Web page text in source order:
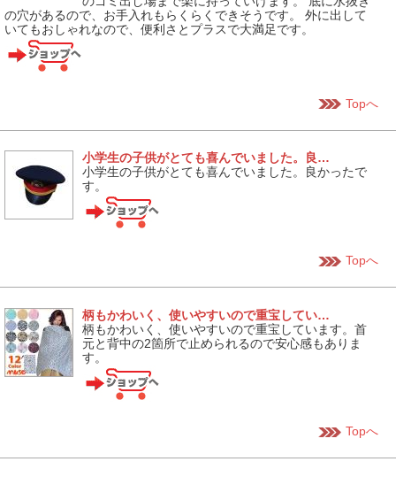
の穴があるので、お手入れもらくらくできそうです。 外に出して
いてもおしゃれなので、便利さとプラスで大満足です。
Topへ
小学生の子供がとても喜んでいました。良…
小学生の子供がとても喜んでいました。良かったで
す。
Topへ
柄もかわいく、使いやすいので重宝してい…
柄もかわいく、使いやすいので重宝しています。首
元と背中の2箇所で止められるので安心感もありま
す。
Topへ